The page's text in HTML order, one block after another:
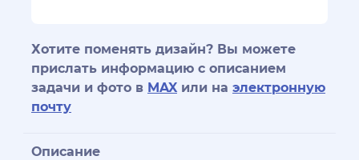
Хотите поменять дизайн? Вы можете
прислать информацию с описанием
задачи и фото в MAX или на электронную
почту
Описание